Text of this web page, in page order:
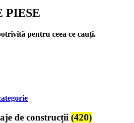
PIESE
pentru ceea ce cauți.
de construcții (420)